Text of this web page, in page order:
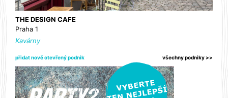
THE DESIGN CAFE
Praha 1
Kavárny
přidat nově otevřený podnik všechny podniky >>